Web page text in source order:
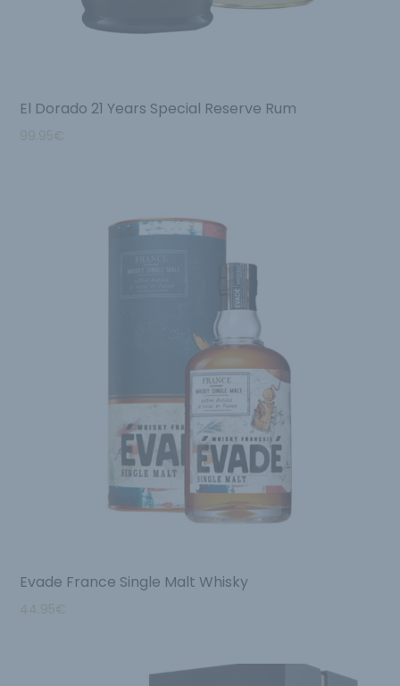
El Dorado 21 Years Special Reserve Rum
99.95€
Evade France Single Malt Whisky
44.95€